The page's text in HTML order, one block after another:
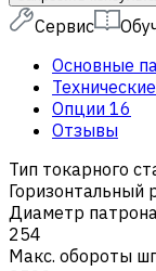
Сервис
Основные
Опции 16
Отзывы
Тип токарного
Горизонтальный
Диаметр
254
Макс. обороты